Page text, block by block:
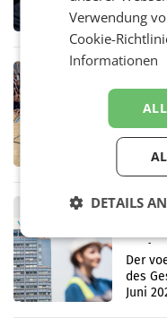
ORF.
die
RETAIL
Bipa
RETAIL
Der
des
Juni
Der
Verwendung
Cookie-
Informationen
DETAILS